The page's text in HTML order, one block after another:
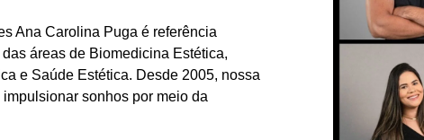
Ana Carolina Puga é referência
áreas de Biomedicina Estética,
e Saúde Estética. Desde 2005, nossa
sonhos por meio da